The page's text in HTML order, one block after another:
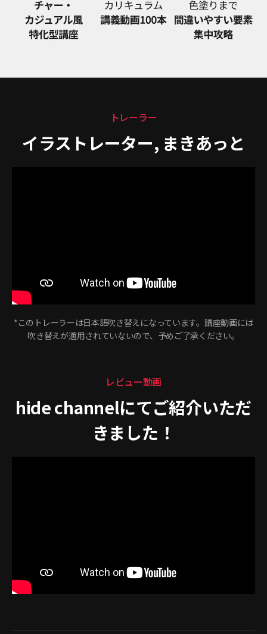
トレーラー
イラストレーター, まきあっと
*このトレーラーは日本語吹き替えになっています。講座動画には
吹き替えが適用されていないので、予めご了承ください。
レビュー動画
hide channelにてご紹介いただ
きました！